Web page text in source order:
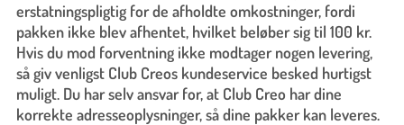
erstatningspligtig for de afholdte omkostninger, fordi
pakken ikke blev afhentet, hvilket beløber sig til 100 kr.
Hvis du mod forventning ikke modtager nogen levering,
så giv venligst Club Creos kundeservice besked hurtigst
muligt. Du har selv ansvar for, at Club Creo har dine
korrekte adresseoplysninger, så dine pakker kan leveres.